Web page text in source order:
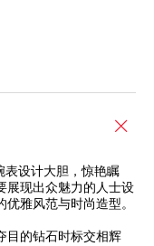
表设计大胆，惊艳瞩
展现出众魅力的人士设
雅风范与时尚造型。
目的钻石时标交相辉